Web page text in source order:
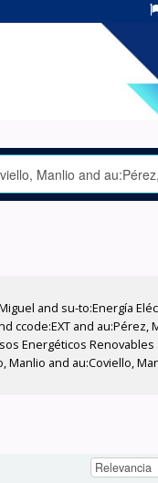
and su-to:Energía
ccode:EXT and
Energéticos
Manlio and au:Coviello,